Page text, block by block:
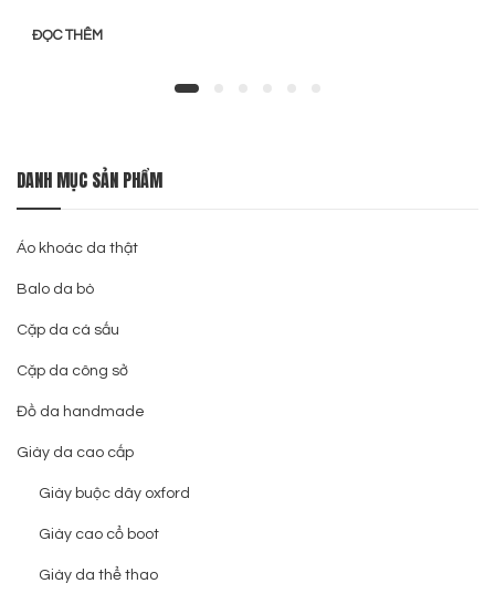
ĐỌC THÊM
DANH MỤC SẢN PHẨM
Áo khoác da thật
Balo da bò
Cặp da cá sấu
Cặp da công sở
Đồ da handmade
Giày da cao cấp
Giày buộc dây oxford
Giày cao cổ boot
Giày da thể thao